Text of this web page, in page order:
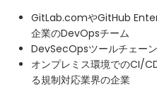
GitLab.comやGitHub
企業のDevOpsチーム
DevSecOpsツールチェー
オンプレミス環境でのCI/
る規制対応業界の企業